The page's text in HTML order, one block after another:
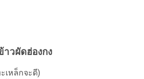
าวผัดฮ่องกง
เหล็กจะดี)